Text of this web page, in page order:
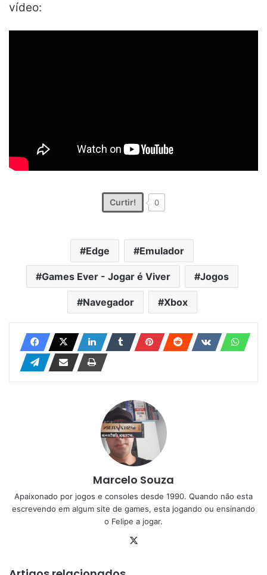
vídeo:
Curtir! 0
Edge Emulador
Games Ever - Jogar é Viver Jogos
Navegador Xbox
Marcelo Souza
Apaixonado por jogos e consoles desde 1990. Quando não esta
escrevendo em algum site de games, esta jogando ou ensinando
o Felipe a jogar.